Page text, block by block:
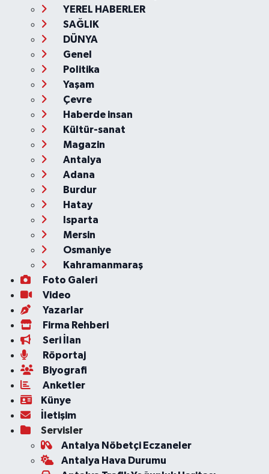
YEREL HABERLER
SAĞLIK
DÜNYA
Genel
Politika
Yaşam
Çevre
Haberde insan
Kültür-sanat
Magazin
Antalya
Adana
Burdur
Hatay
Isparta
Mersin
Osmaniye
Kahramanmaraş
Foto Galeri
Video
Yazarlar
Firma Rehberi
Seri İlan
Röportaj
Biyografi
Anketler
Künye
İletişim
Servisler
Antalya Nöbetçi Eczaneler
Antalya Hava Durumu